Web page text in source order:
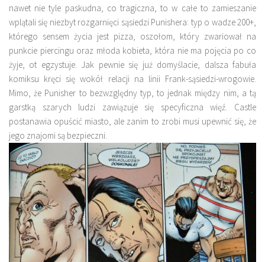
nawet nie tyle paskudna, co tragiczna, to w całe to zamieszanie
wplątali się niezbyt rozgarnięci sąsiedzi Punishera: typ o wadze 200+,
którego sensem życia jest pizza, oszołom, który zwariował na
punkcie piercingu oraz młoda kobieta, która nie ma pojęcia po co
żyje, ot egzystuje. Jak pewnie się już domyślacie, dalsza fabuła
komiksu kręci się wokół relacji na linii Frank-sąsiedzi-wrogowie.
Mimo, że Punisher to bezwzględny typ, to jednak między nim, a tą
garstką szarych ludzi zawiązuje się specyficzna więź. Castle
postanawia opuścić miasto, ale zanim to zrobi musi upewnić się, że
jego znajomi są bezpieczni.